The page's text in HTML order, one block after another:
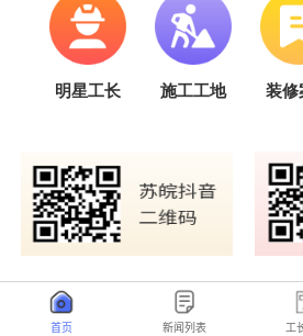
首页 新闻列表 工